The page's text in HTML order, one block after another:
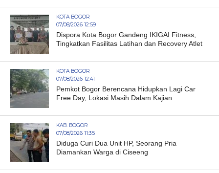
KOTA BOGOR
07/08/2026 12:59
Dispora Kota Bogor Gandeng IKIGAI Fitness,
Tingkatkan Fasilitas Latihan dan Recovery Atlet
KOTA BOGOR
07/08/2026 12:41
Pemkot Bogor Berencana Hidupkan Lagi Car
Free Day, Lokasi Masih Dalam Kajian
KAB. BOGOR
07/08/2026 11:35
Diduga Curi Dua Unit HP, Seorang Pria
Diamankan Warga di Ciseeng